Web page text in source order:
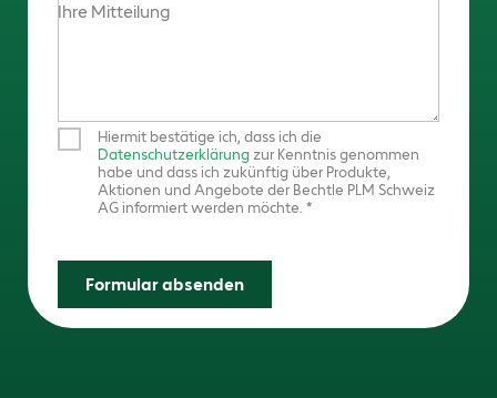
Ihre Mitteilung
Hiermit bestätige ich, dass ich die
Datenschutzerklärungzur Kenntnis genommen
habe und dass ich zukünftig über Produkte,
Aktionen und Angebote der Bechtle PLM Schweiz
AG informiert werden möchte.
Formular absenden